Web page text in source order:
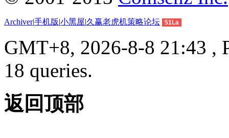
Archiver|手机版|小黑屋|久赢老虎机策略论坛 51La
GMT+8, 2026-8-8 21:43 ,
18 queries.
返回顶部